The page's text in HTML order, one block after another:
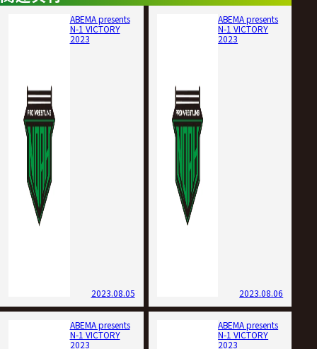
ABEMA presents
N-1 VICTORY
2023
2023.08.05
ABEMA presents
N-1 VICTORY
2023
2023.08.06
ABEMA presents
N-1 VICTORY
2023
ABEMA presents
N-1 VICTORY
2023